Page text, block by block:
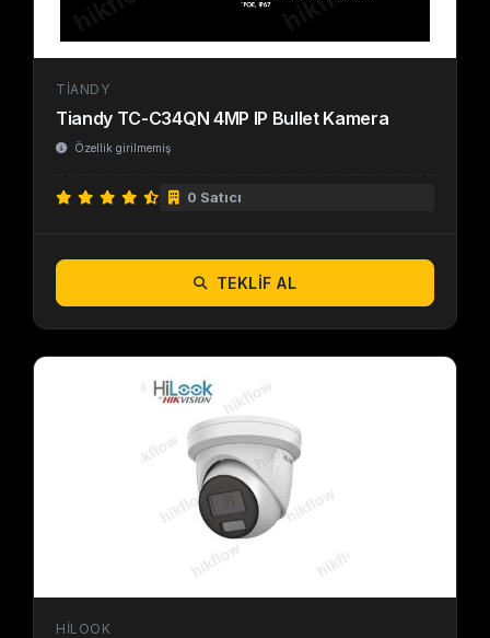
TIANDY
Tiandy TC-C34QN 4MP IP Bullet Kamera
Özellik girilmemiş
0 Satıcı
TEKLIF AL
HILOOK